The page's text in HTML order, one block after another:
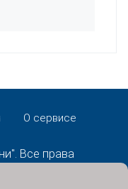
О сервисе
Все права